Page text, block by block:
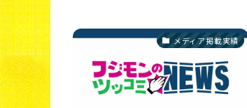
メディア掲載実績